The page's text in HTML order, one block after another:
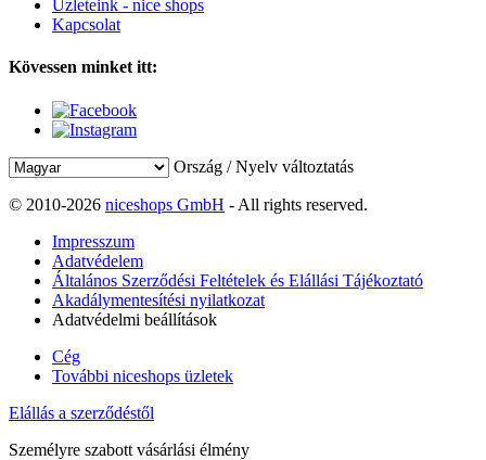
Üzleteink - nice shops
Kapcsolat
Kövessen minket itt:
Ország / Nyelv változtatás
© 2010-2026 niceshops GmbH - All rights reserved.
Impresszum
Adatvédelem
Általános Szerződési Feltételek és Elállási Tájékoztató
Akadálymentesítési nyilatkozat
Adatvédelmi beállítások
Cég
További niceshops üzletek
Elállás a szerződéstől
Személyre szabott vásárlási élmény